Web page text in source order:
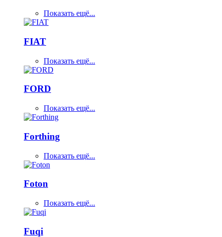
Показать ещё...
FIAT
Показать ещё...
FORD
Показать ещё...
Forthing
Показать ещё...
Foton
Показать ещё...
Fuqi